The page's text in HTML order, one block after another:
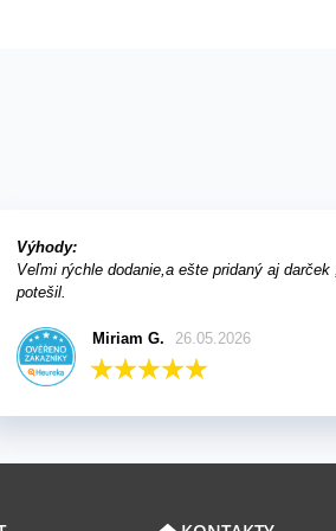
Výhody:
Veľmi rýchle dodanie,a ešte pridaný aj darček
potešil.
Miriam G. 26.05.2026